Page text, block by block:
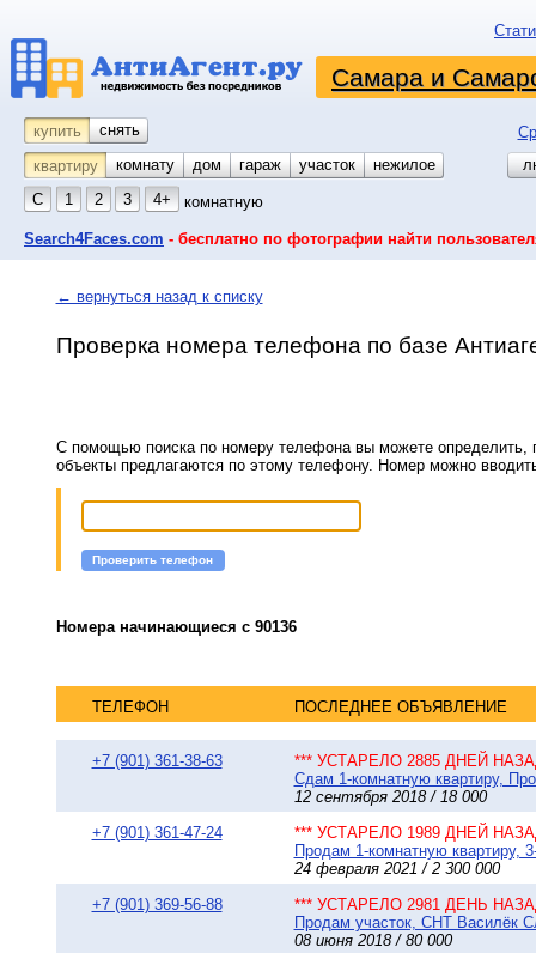
Самара и
купить снять
квартиру
комнату койко-место
дом гараж участок
нежилое
С
1 2 3 4+ комнатную
Search4Faces.com - бесплатно по фотографии найти
← вернуться назад к списку
Проверка номера телефона по базе
С помощью поиска по номеру телефона вы можете определить,
объекты предлагаются по этому телефону. Номер можно
Проверить телефон
Номера начинающиеся с 90136
ТЕЛЕФОН ПОСЛЕДНЕЕ ОБЪЯВЛЕНИЕ
+7 (901) 361-38-63
*** УСТАРЕЛО 2885 ДНЕЙ
Сдам 1-комнатную квартиру,
12 сентября 2018 / 18 000
+7 (901) 361-47-24
*** УСТАРЕЛО 1989 ДНЕЙ
Продам 1-комнатную квартиру,
24 февраля 2021 / 2 300 000
+7 (901) 369-56-88
*** УСТАРЕЛО 2981 ДЕНЬ
Продам участок, СНТ Василёк
08 июня 2018 / 80 000